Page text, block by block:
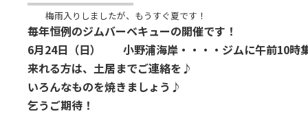
梅雨入りしましたが、もうすぐ夏です！
毎年恒例のジムバーベキューの開催です！
6月24日（日） 小野浦海岸・・・・ジムに午前10時
来れる方は、土居までご連絡を♪
いろんなものを焼きましょう♪
乞うご期待！